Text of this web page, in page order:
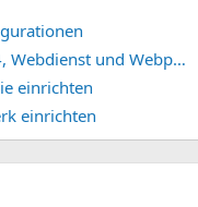
Synology DSM 7.2/7.3, Web Station 4, Webdienst und Webportal erstellen (ehemals vHost)
einrichten
einrichten